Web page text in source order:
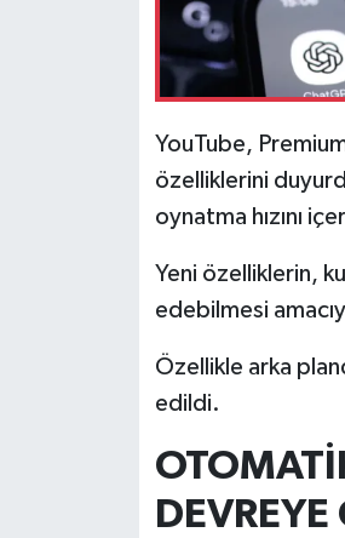
YouTube,
özelliklerini
oynatma hızını
Yeni özelliklerin,
edebilmesi
Özellikle arka
edildi.
DEVREYE
Kültür Sanat
Otomobil